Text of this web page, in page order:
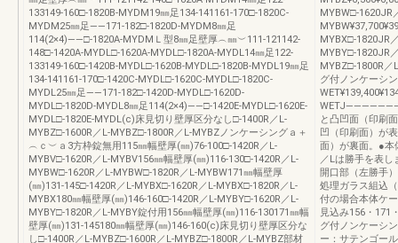
133149-160□-1820B-MYDM19㎜足134-141161-170□-1820C-
MYDM25㎜足――171-182□-1820D-MYDM8㎜足
114(2×4)――□-1820A-MYDMＬ型8㎜足壁厚︵㎜︶111-121142-
148□-1420A-MYDL□-1620A-MYDL□-1820A-MYDL14㎜足122-
133149-160□-1420B-MYDL□-1620B-MYDL□-1820B-MYDL19㎜足
134-141161-170□-1420C-MYDL□-1620C-MYDL□-1820C-
MYDL25㎜足――171-182□-1420D-MYDL□-1620D-
MYDL□-1820D-MYDL8㎜足114(2×4)――□-1420E-MYDL□-1620E-
MYDL□-1820E-MYDL(c)床見切り壁厚区分なし□-1400R／L-
MYBZ□-1600R／L-MYBZ□-1800R／L-MYBZノンケーシングａ＋
︵ｃ︶ａ3方枠錠無用115㎜幅壁厚(㎜)76-100□-1420R／L-
MYBV□-1620R／L-MYBV156㎜幅壁厚(㎜)116-130□-1420R／L-
MYBW□-1620R／L-MYBW□-1820R／L-MYBW171㎜幅壁厚
(㎜)131-145□-1420R／L-MYBX□-1620R／L-MYBX□-1820R／L-
MYBX180㎜幅壁厚(㎜)146-160□-1420R／L-MYBY□-1620R／L-
MYBY□-1820R／L-MYBY錠付用156㎜幅壁厚(㎜)116-130171㎜幅
壁厚(㎜)131-145180㎜幅壁厚(㎜)146-160(c)床見切り壁厚区分な
し□-1400R／L-MYBZ□-1600R／L-MYBZ□-1800R／L-MYBZ部材
MYBW□-1620JR
MYBX□-1820JR
MYBY□-1820JR
MYBZ□-1800R／
グ付ノンケーシ
と凸凹面（印刷
凹（印刷面）が
面）が裏面。●本
／Lは勝手を表
開口部（左勝手
処理ガラス組込
付の場合本体ケ
見込み156・171
グ付ノンケーシ
ー：サテンゴー